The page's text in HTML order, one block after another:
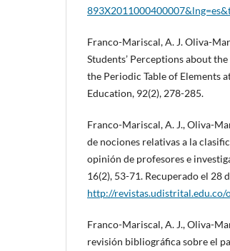
Franco-Mariscal, A. J. Oliva-
Students’ Perceptions about
the Periodic Table of Elements
Education, 92(2), 278-285.
Franco-Mariscal, A. J., Oliva-
de nociones relativas a la
opinión de profesores e
16(2), 53-71. Recuperado el 28
http://
Franco-Mariscal, A. J., Oliva-
revisión bibliográfica sobre el